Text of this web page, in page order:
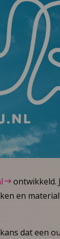
ontwikkeld.
en
dat een